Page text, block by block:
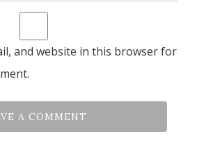
and website in this browser for